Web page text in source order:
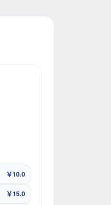
￥10.0
￥15.0